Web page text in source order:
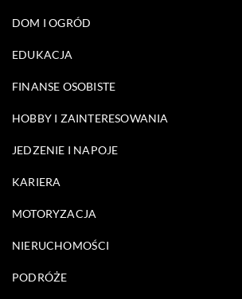
DOM I OGRÓD
EDUKACJA
FINANSE OSOBISTE
HOBBY I ZAINTERESOWANIA
JEDZENIE I NAPOJE
KARIERA
MOTORYZACJA
NIERUCHOMOŚCI
PODRÓŻE